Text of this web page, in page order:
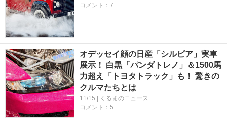
コメント：7
オデッセイ顔の日産「シルビア」実車
展示！ 白黒「パンダトレノ」＆1500馬
力超え「トヨタトラック」も！ 驚きの
クルマたちとは
11/15 | くるまのニュース
コメント：5